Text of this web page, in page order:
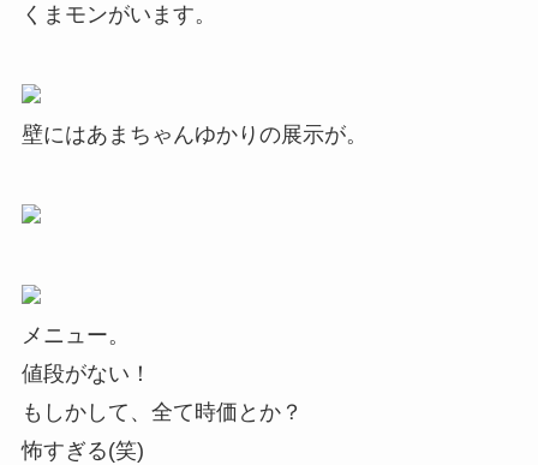
くまモンがいます。
壁にはあまちゃんゆかりの展示が。
メニュー。
値段がない！
もしかして、全て時価とか？
怖すぎる(笑)